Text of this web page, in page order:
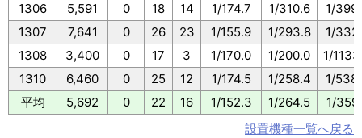
1306
5,591 0 18 14 1/174.7 1/310.6
1/
1307
7,641 0 26 23 1/155.9 1/293.8
1/
1308
3,400 0 17 3 1/170.0 1/200.0
1/
1310
6,460 0 25 12 1/174.5 1/258.4
1/
平均
5,692 0 22 16 1/152.3 1/264.5
1/
設置機種一覧へ戻る